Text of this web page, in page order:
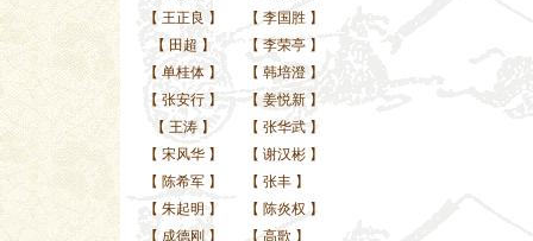
【 王正良 】 【 李国胜 】
【 田超 】 【 李荣亭 】
【 单桂体】 【 韩培澄 】
【 张安行】 【 姜悦新 】
【 王涛】 【 张华武 】
【 宋风华】 【 谢汉彬 】
【 陈希军】 【 张丰 】
【 朱起明 】 【 陈炎权 】
【 成德刚 】 【 高歌 】